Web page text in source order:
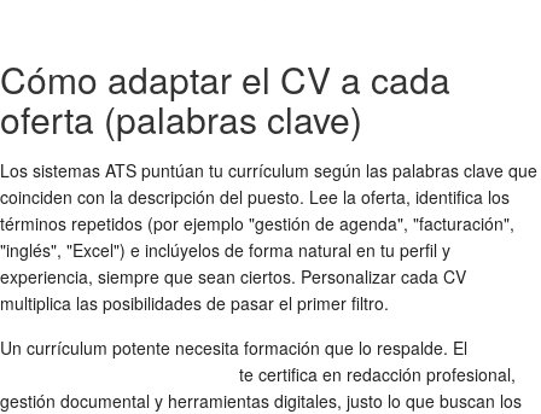
Cómo adaptar el CV a cada
oferta (palabras clave)
Los sistemas ATS puntúan tu currículum según las palabras clave que
coinciden con la descripción del puesto. Lee la oferta, identifica los
términos repetidos (por ejemplo "gestión de agenda", "facturación",
"inglés", "Excel") e inclúyelos de forma natural en tu perfil y
experiencia, siempre que sean ciertos. Personalizar cada CV
multiplica las posibilidades de pasar el primer filtro.
Un currículum potente necesita formación que lo respalde. El
te certifica en redacción profesional,
gestión documental y herramientas digitales, justo lo que buscan los